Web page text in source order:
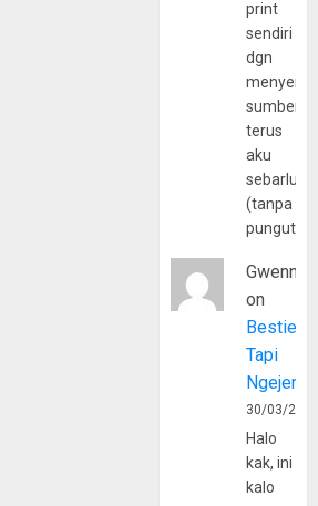
print
sendiri
dgn
sumber
terus
aku
(tanpa
Gwenny
on
Bestie
Tapi
30/03/
Halo
kak, ini
kalo